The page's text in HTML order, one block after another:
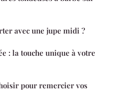
avec une jupe midi ?
: la touche unique à votre
pour remercier vos